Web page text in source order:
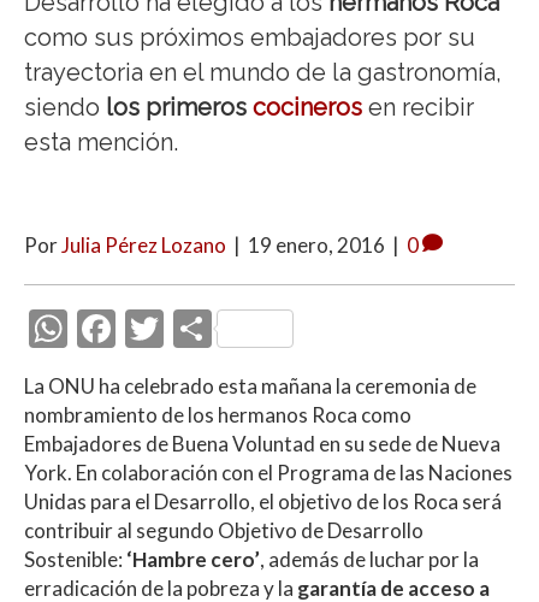
como sus próximos embajadores por su
trayectoria en el mundo de la gastronomía,
siendo los primeros cocineros en recibir
esta mención.
PorJulia Pérez Lozano | 19 enero, 2016 | 0
W
h
at
s
A
p
p
F
ac
e
b
o
o
k
T
itt
er
C
m
p
ar
ti
r
La ONU ha celebrado esta mañana la ceremonia de
nombramiento de los hermanos Roca como
Embajadores de Buena Voluntad en su sede de Nueva
York. En colaboración con el Programa de las Naciones
Unidas para el Desarrollo, el objetivo de los Roca será
contribuir al segundo Objetivo de Desarrollo
Sostenible: ‘Hambre cero’, además de luchar por la
erradicación de la pobreza y la garantía de acceso a